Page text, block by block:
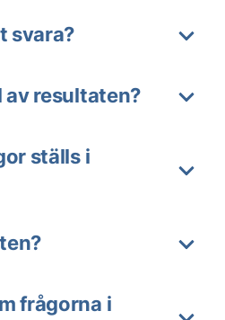
svara?
av resultaten?
ställs i
frågorna i